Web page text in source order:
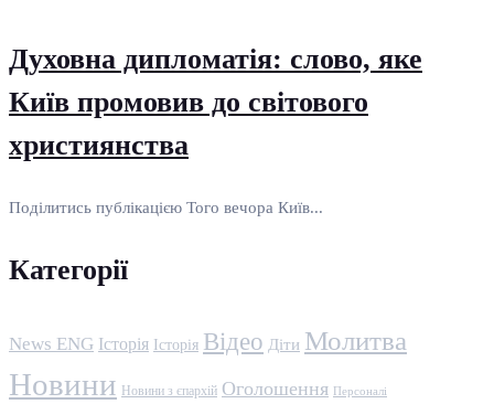
Духовна дипломатія: слово, яке
Київ промовив до світового
християнства
Поділитись публікацією Того вечора Київ...
Категорії
News ENG Історія Історія Відео Діти Молитва
Новини Новини з єпархій Оголошення Персоналі